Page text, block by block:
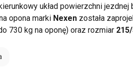
układ powierzchni
opona marki Nexen została
730 kg na oponę) oraz rozmiar